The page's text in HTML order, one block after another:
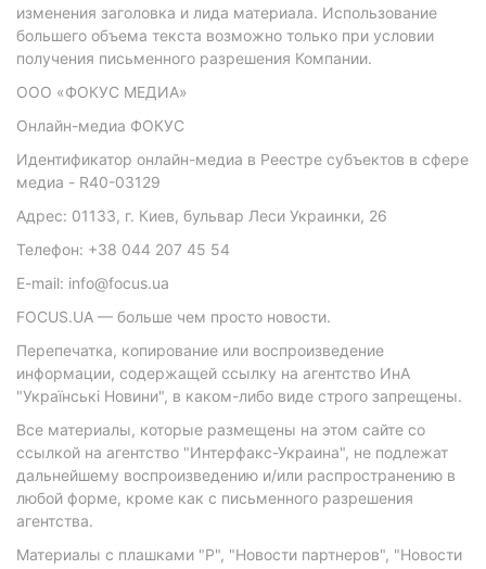
изменения заголовка и лида материала. Использование
большего объема текста возможно только при условии
получения письменного разрешения Компании.
ООО «ФОКУС МЕДИА»
Онлайн-медиа ФОКУС
Идентификатор онлайн-медиа в Реестре субъектов в сфере
медиа - R40-03129
Адрес: 01133, г. Киев, бульвар Леси Украинки, 26
Телефон: +38 044 207 45 54
E-mail: info@focus.ua
FOCUS.UA — больше чем просто новости.
Перепечатка, копирование или воспроизведение
информации, содержащей ссылку на агентство ИнА
"Українські Новини", в каком-либо виде строго запрещены.
Все материалы, которые размещены на этом сайте со
ссылкой на агентство "Интерфакс-Украина", не подлежат
дальнейшему воспроизведению и/или распространению в
любой форме, кроме как с письменного разрешения
агентства.
Материалы с плашками "Р", "Новости партнеров", "Новости